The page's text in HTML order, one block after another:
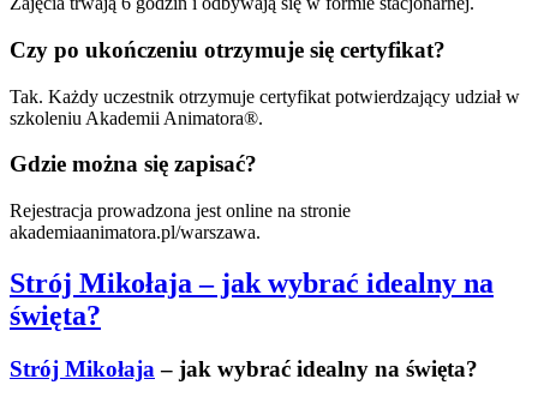
Czy po ukończeniu otrzymuje się certyfikat?
Tak. Każdy uczestnik otrzymuje certyfikat potwierdzający udział w
szkoleniu Akademii Animatora®.
Gdzie można się zapisać?
Rejestracja prowadzona jest online na stronie
akademiaanimatora.pl/warszawa.
Strój Mikołaja – jak wybrać idealny na
święta?
Strój Mikołaja – jak wybrać idealny na święta?